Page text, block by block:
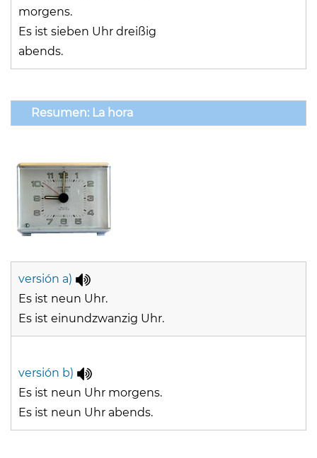
morgens.
Es ist sieben Uhr dreißig
abends.
Resumen: La hora
versión a)
Es ist neun Uhr.
Es ist einundzwanzig Uhr.
versión b)
Es ist neun Uhr morgens.
Es ist neun Uhr abends.